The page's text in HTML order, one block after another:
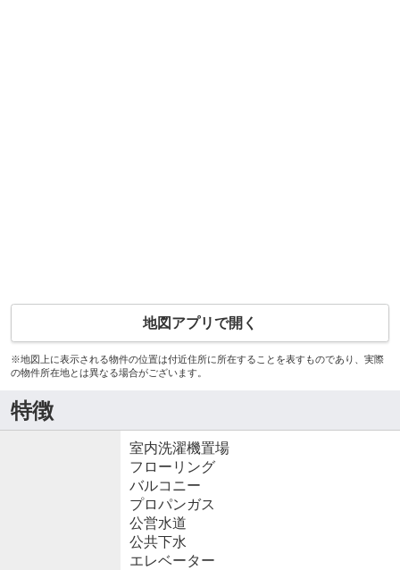
地図アプリで開く
※地図上に表示される物件の位置は付近住所に所在することを表すものであり、実際
の物件所在地とは異なる場合がございます。
特徴
室内洗濯機置場
フローリング
バルコニー
プロパンガス
公営水道
公共下水
エレベーター